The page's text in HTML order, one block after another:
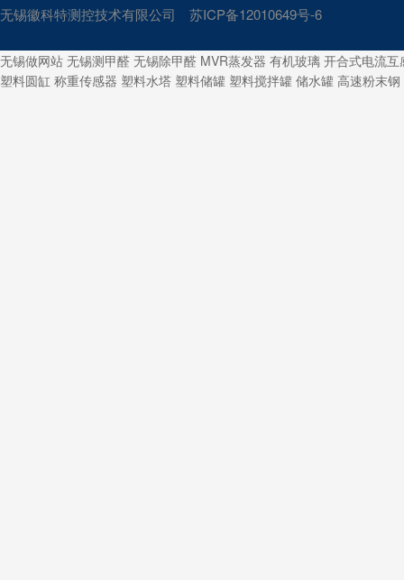
无锡徽科特测控技术有限公司 苏ICP备12010649号-6
无锡做网站 无锡测甲醛 无锡除甲醛 MVR蒸发器 有机玻璃 开合式电流互
塑料圆缸 称重传感器 塑料水塔 塑料储罐 塑料搅拌罐 储水罐 高速粉末钢